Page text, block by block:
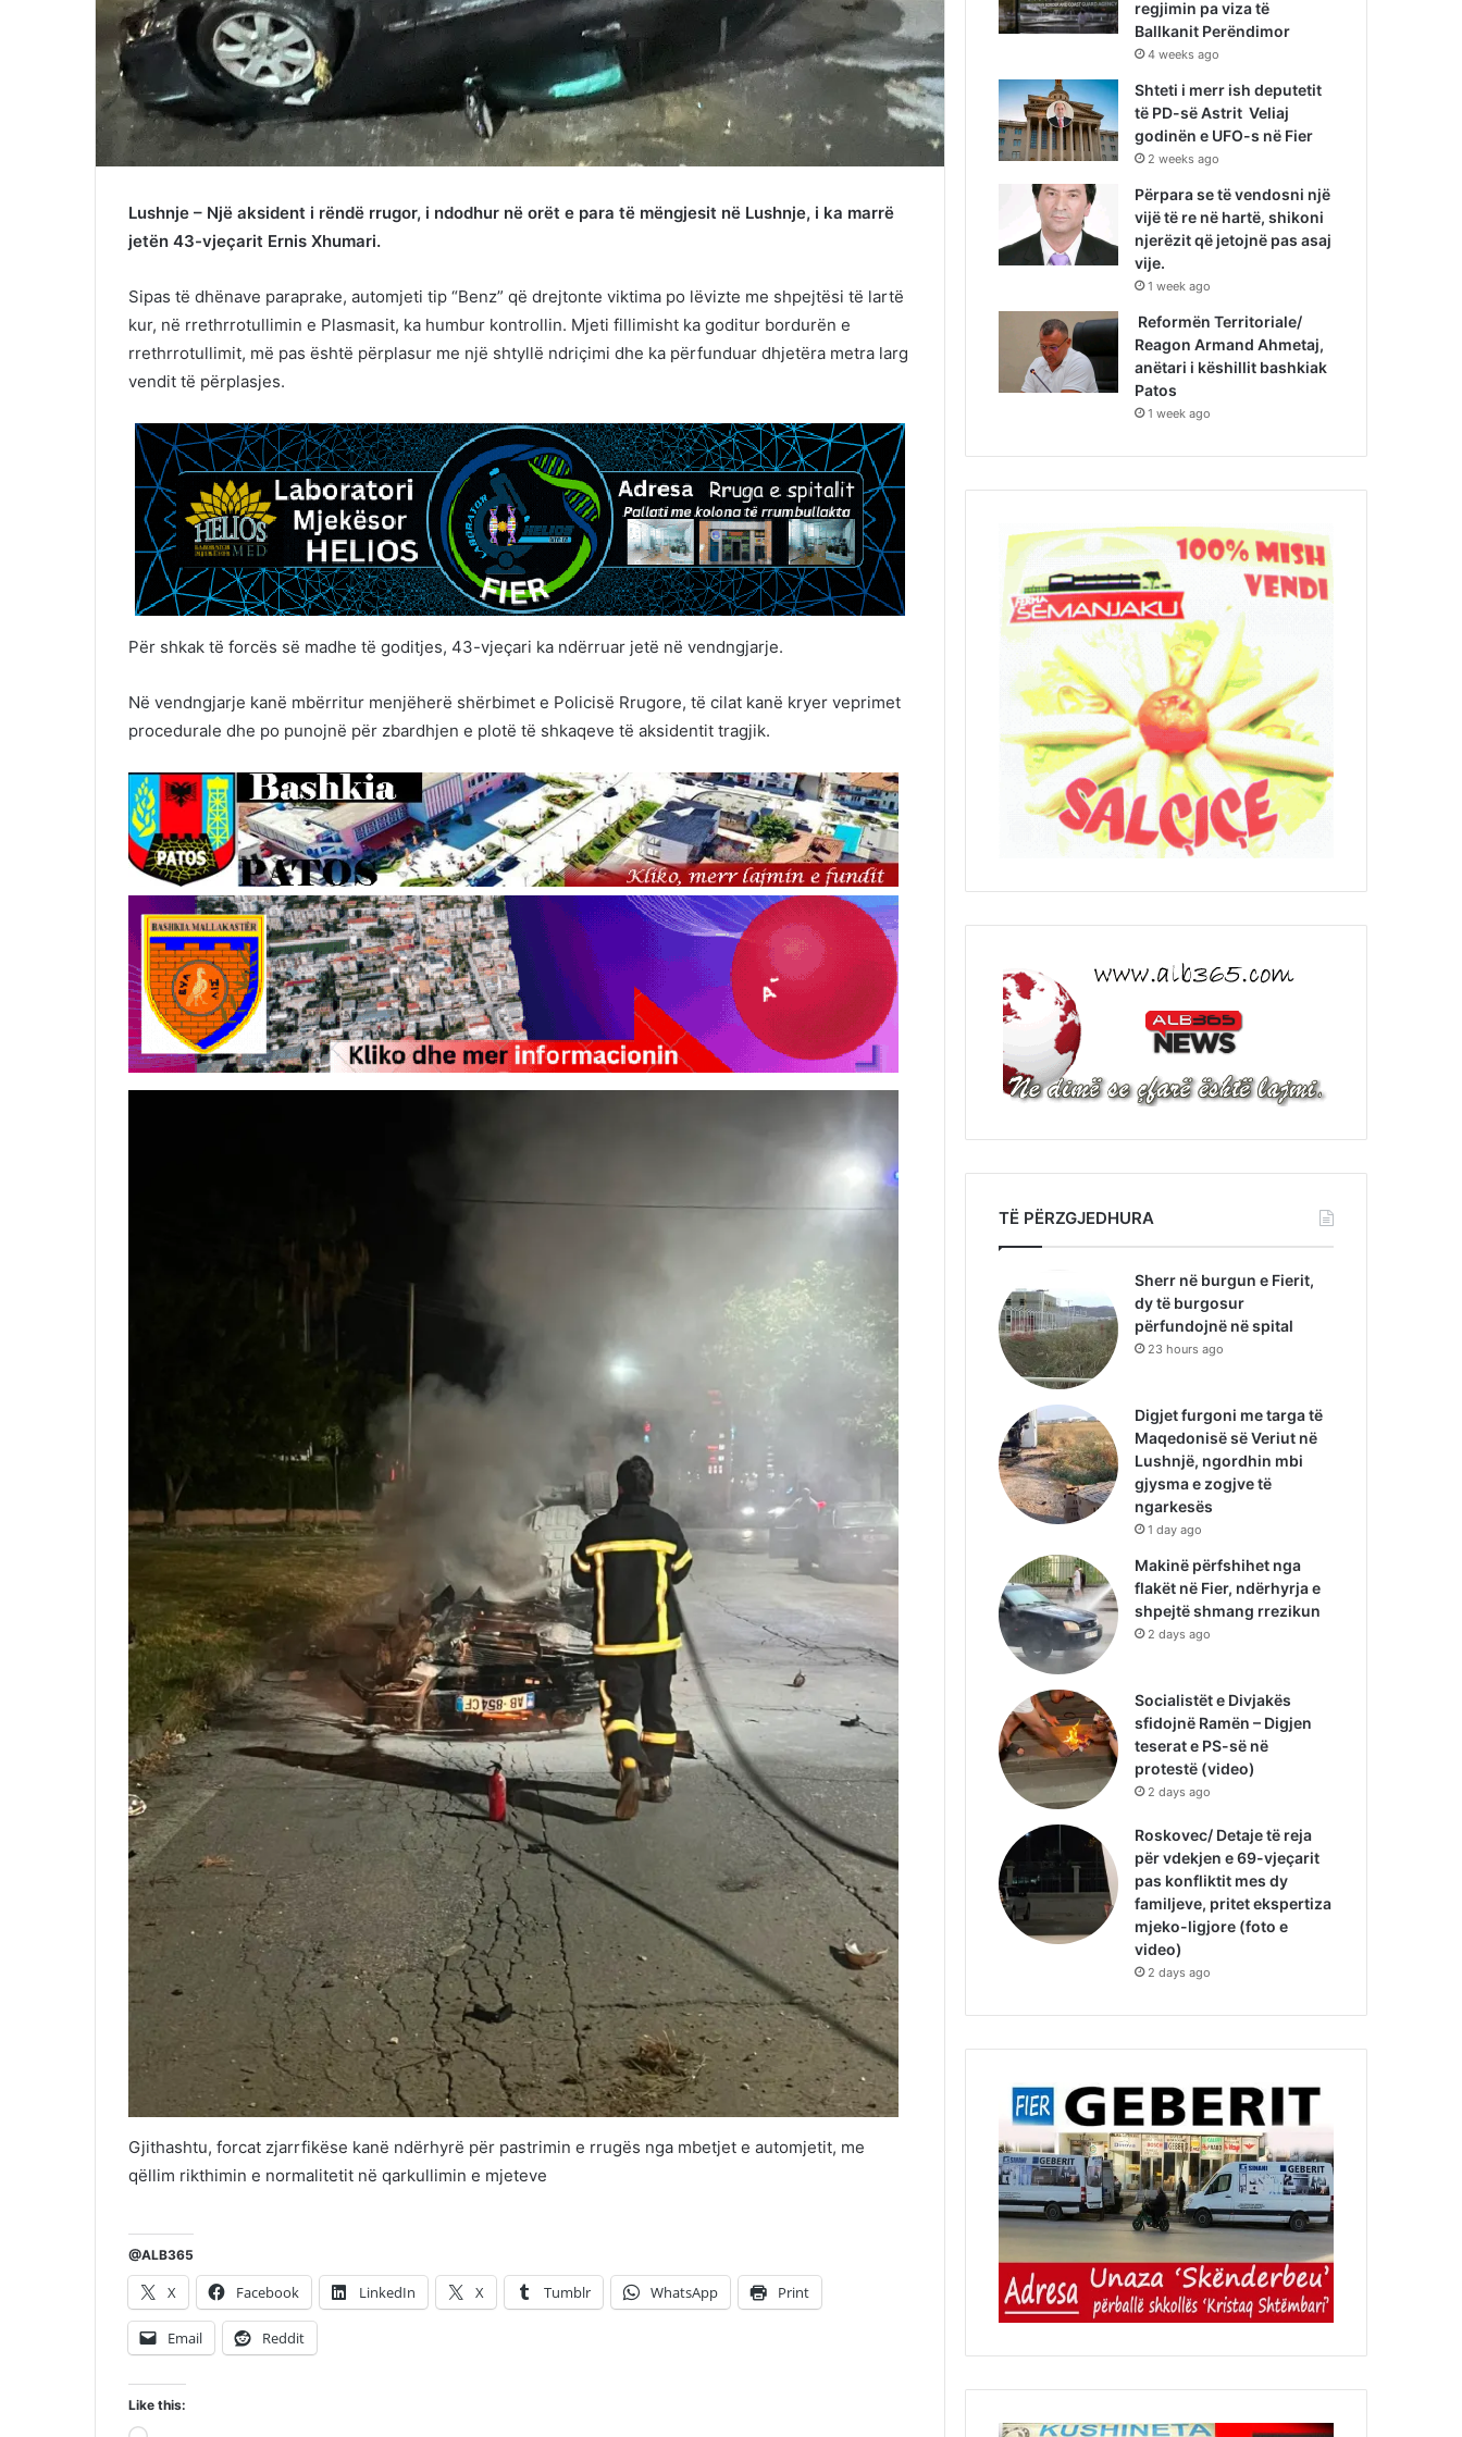
Lushnje – Një aksident i rëndë rrugor, i ndodhur në orët e para të mëngjesit në Lushnje, i ka marrë
jetën 43-vjeçarit Ernis Xhumari.
Sipas të dhënave paraprake, automjeti tip “Benz” që drejtonte viktima po lëvizte me shpejtësi të lartë
kur, në rrethrrotullimin e Plasmasit, ka humbur kontrollin. Mjeti fillimisht ka goditur bordurën e
rrethrrotullimit, më pas është përplasur me një shtyllë ndriçimi dhe ka përfunduar dhjetëra metra larg
vendit të përplasjes.
Për shkak të forcës së madhe të goditjes, 43-vjeçari ka ndërruar jetë në vendngjarje.
Në vendngjarje kanë mbërritur menjëherë shërbimet e Policisë Rrugore, të cilat kanë kryer veprimet
procedurale dhe po punojnë për zbardhjen e plotë të shkaqeve të aksidentit tragjik.
Gjithashtu, forcat zjarrfikëse kanë ndërhyrë për pastrimin e rrugës nga mbetjet e automjetit, me
qëllim rikthimin e normalitetit në qarkullimin e mjeteve
@ALB365
X Facebook LinkedIn X Tumblr WhatsApp Print
Email Reddit
Like this:
regjimin pa viza të
Ballkanit Perëndimor
4 weeks ago
Shteti i merr ish deputetit
të PD-së Astrit Veliaj
godinën e UFO-s në Fier
2 weeks ago
Përpara se të vendosni një
vijë të re në hartë, shikoni
njerëzit që jetojnë pas asaj
vije.
1 week ago
Reformën Territoriale/
Reagon Armand Ahmetaj,
anëtari i këshillit bashkiak
Patos
1 week ago
TË PËRZGJEDHURA
Sherr në burgun e Fierit,
dy të burgosur
përfundojnë në spital
23 hours ago
Digjet furgoni me targa të
Maqedonisë së Veriut në
Lushnjë, ngordhin mbi
gjysma e zogjve të
ngarkesës
1 day ago
Makinë përfshihet nga
flakët në Fier, ndërhyrja e
shpejtë shmang rrezikun
2 days ago
Socialistët e Divjakës
sfidojnë Ramën – Digjen
teserat e PS-së në
protestë (video)
2 days ago
Roskovec/ Detaje të reja
për vdekjen e 69-vjeçarit
pas konfliktit mes dy
familjeve, pritet ekspertiza
mjeko-ligjore (foto e
video)
2 days ago